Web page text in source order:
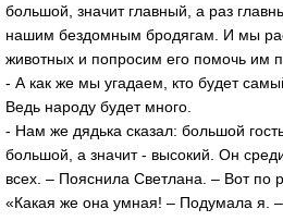
большой, значит главный, а раз
нашим бездомным бродягам. И мы
животных и попросим его помочь им
- А как же мы угадаем, кто будет
Ведь народу будет много.
- Нам же дядька сказал: большой
большой, а значит - высокий. Он
всех. – Пояснила Светлана. – Вот по
«Какая же она умная! – Подумала я.